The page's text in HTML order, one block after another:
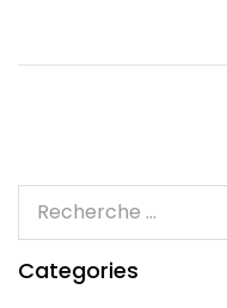
Categories